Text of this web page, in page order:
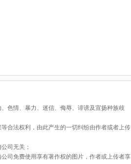
色情、暴力、迷信、侮辱、诽谤及宣扬种族歧
合法权利，由此产生的一切纠纷由作者或者上传
司无关；
司免费使用享有著作权的图片，作者或上传者享